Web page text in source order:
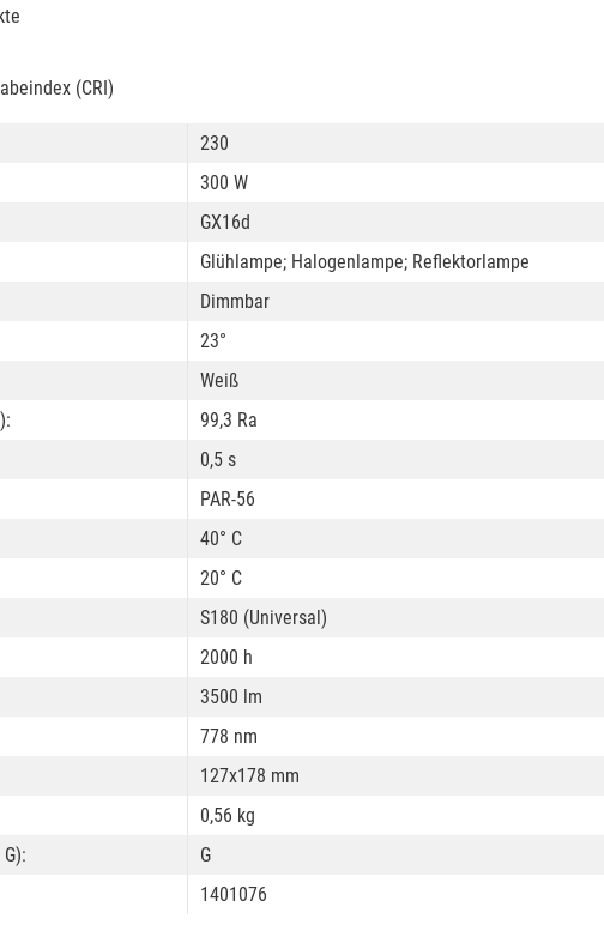
(CRI)
230
300 W
GX16d
Glühlampe; Halogenlampe; Reflektorlampe
Dimmbar
23°
Weiß
99,3 Ra
0,5 s
PAR-56
40° C
20° C
S180 (Universal)
2000 h
3500 lm
778 nm
127x178 mm
0,56 kg
G
1401076